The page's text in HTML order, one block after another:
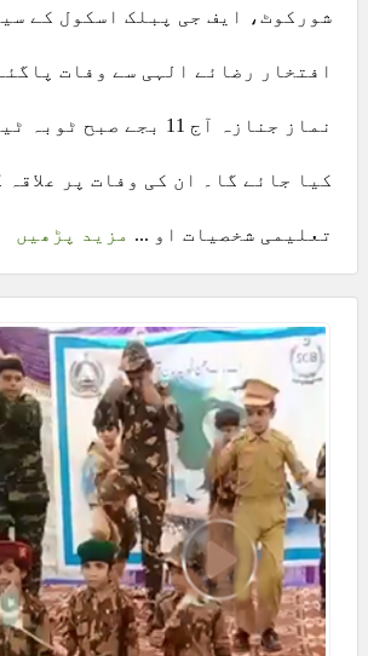
شورکوٹ، ایف جی پبلک اسکول کے
افتخار رضائے الہی سے وفات
نماز جنازہ آج 11 بجے
کیا جائے گا۔ ان کی وفات پر علاقہ
تعلیمی شخصیات او ... مزید پڑھیں